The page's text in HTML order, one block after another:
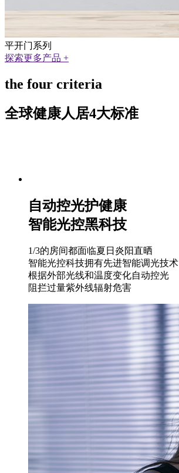
平开门系列
探索更多产品 +
the four criteria
全球健康人居4大标准
自动控光护健康
智能光控黑科技
1/3的房间都面临夏日炎阳直晒
智能光控科技拥有先进智能调光技术
根据外部光线和温度变化自动控光
阻拦过量紫外线辐射危害